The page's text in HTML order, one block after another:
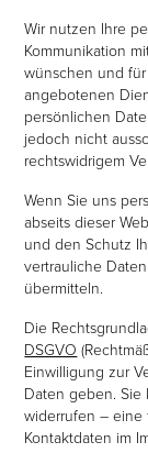
Wir nutzen Ihre
Kommunikation
wünschen und
angebotenen
persönlichen
jedoch nicht
rechtswidrigem
Wenn Sie uns
abseits dieser
und den Schutz
vertrauliche
übermitteln.
Die
DSGVO
Einwilligung zur
Daten geben.
widerrufen – eine
Kontaktdaten im